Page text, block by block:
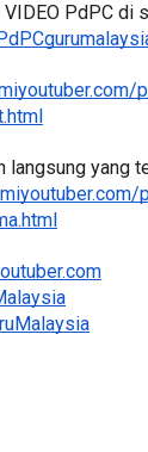
PdPC di
langsung yang